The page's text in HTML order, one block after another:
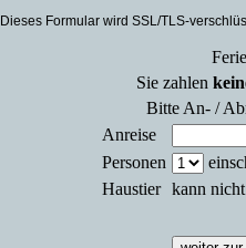
Dieses Formular wird SSL/TLS-
Sie zahlen
Bitte An- /
Anreise
Personen
Haustier kann